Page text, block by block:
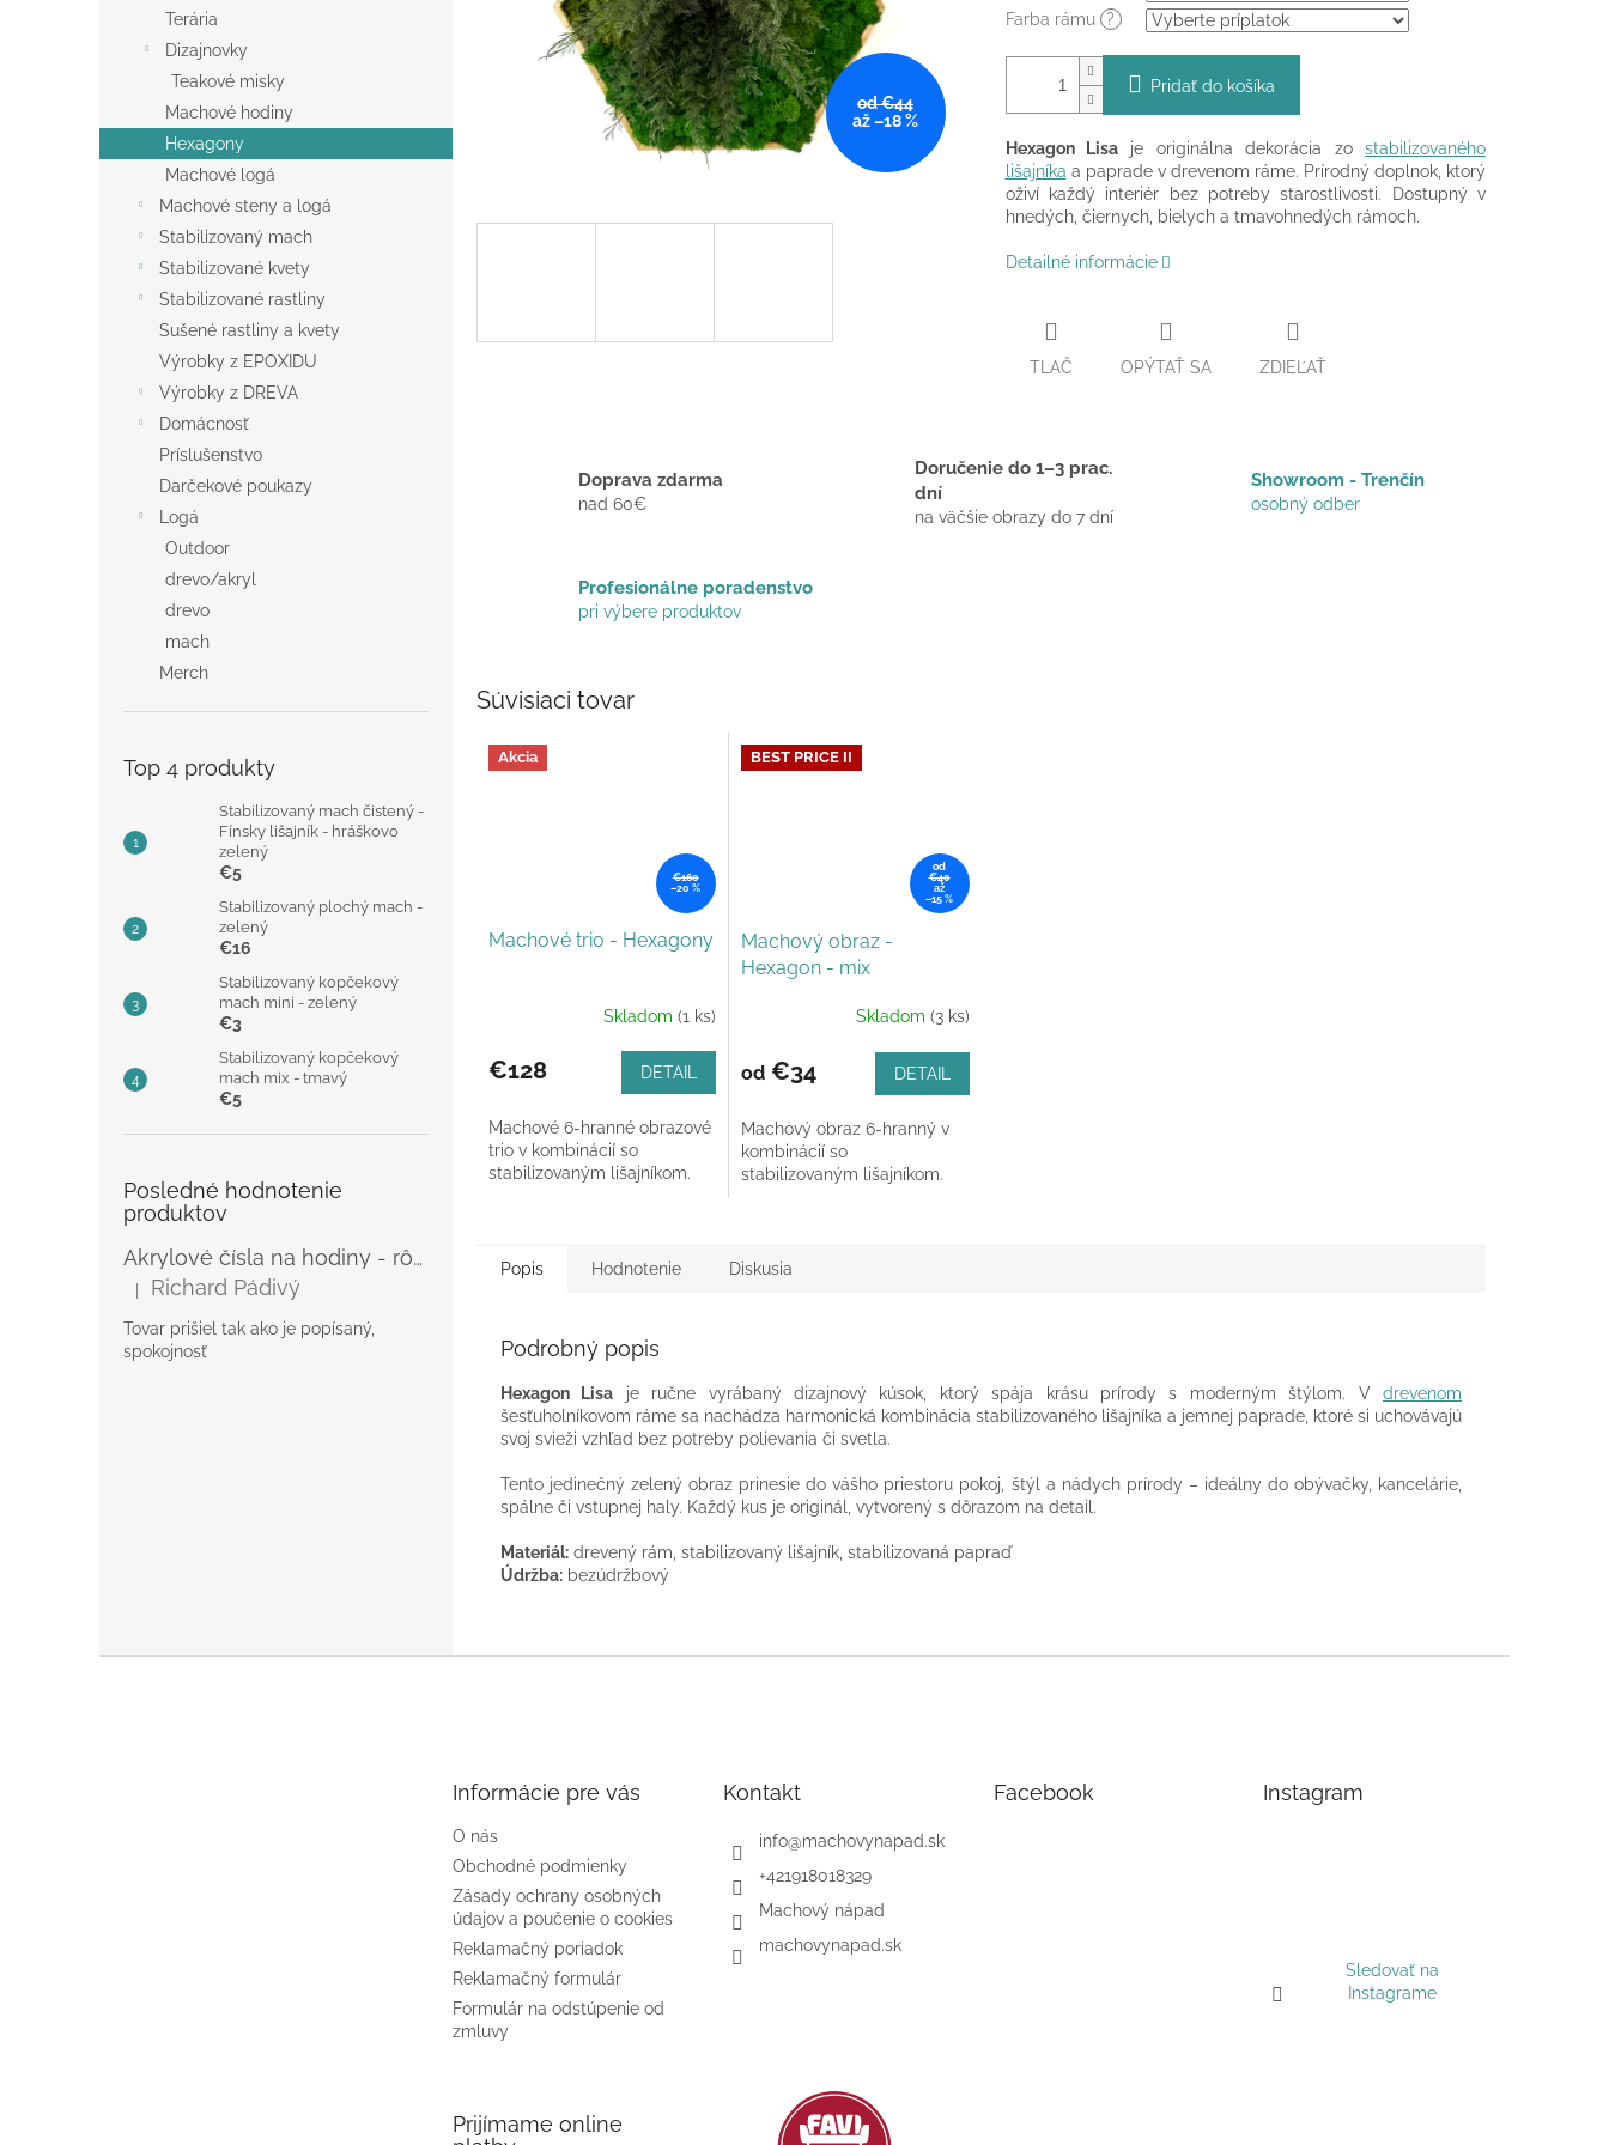
Terária
Dizajnovky
Teakové misky
Machové hodiny
Hexagony
Machové logá
Machové steny a logá
Stabilizovaný mach
Stabilizované kvety
Stabilizované rastliny
Sušené rastliny a kvety
Výrobky z EPOXIDU
Výrobky z DREVA
Domácnosť
Príslušenstvo
Darčekové poukazy
Logá
Outdoor
drevo/akryl
drevo
mach
Merch
Top 4 produkty
Stabilizovaný mach čistený -
Fínsky lišajník - hráškovo
zelený
€5
Stabilizovaný plochý mach -
zelený
€16
Stabilizovaný kopčekový
mach mini - zelený
€3
Stabilizovaný kopčekový
mach mix - tmavý
€5
Posledné hodnotenie
produktov
Akrylové čísla na hodiny - rôzne
Hodnotenie produktu je 5 z 5 hviezdičiek.
| Richard Pádivý
Tovar prišiel tak ako je popísaný,
spokojnosť
od €44
až –18 %
Farba rámu ?
Pridať do košíka
Hexagon Lisaje originálna dekorácia zostabilizovaného
lišajníka a paprade v drevenom ráme. Prírodný doplnok, ktorý
oživí každý interiér bez potreby starostlivosti. Dostupný v
hnedých, čiernych, bielych a tmavohnedých rámoch.
Detailné informácie
TLAČ OPÝTAŤ SA ZDIEĽAŤ
Doprava zdarma
nad 60€
Doručenie do 1–3 prac.
dní
na väčšie obrazy do 7 dní
Showroom - Trenčín
osobný odber
Profesionálne poradenstvo
pri výbere produktov
Súvisiaci tovar
Akcia
€160
–20 %
Machové trio - Hexagony
Skladom (1 ks)
€128 DETAIL
Machové 6-hranné obrazové
trio v kombinácií so
stabilizovaným lišajníkom.
BEST PRICE II
od
€40
až
–15 %
Machový obraz -
Hexagon - mix
produktu
z
5
hviezdičiek.
Skladom (3 ks)
od€34 DETAIL
Machový obraz 6-hranný v
kombinácií so
stabilizovaným lišajníkom.
Popis Hodnotenie Diskusia
Podrobný popis
Hexagon Lisa je ručne vyrábaný dizajnový kúsok, ktorý spája krásu prírody s moderným štýlom. Vdrevenom
šesťuholníkovom ráme sa nachádza harmonická kombinácia stabilizovaného lišajníka a jemnej paprade, ktoré si uchovávajú
svoj svieži vzhľad bez potreby polievania či svetla.
Tento jedinečný zelený obraz prinesie do vášho priestoru pokoj, štýl a nádych prírody – ideálny do obývačky, kancelárie,
spálne či vstupnej haly. Každý kus je originál, vytvorený s dôrazom na detail.
Materiál: drevený rám, stabilizovaný lišajník, stabilizovaná papraď
Údržba: bezúdržbový
Informácie pre vás
O nás
Obchodné podmienky
Zásady ochrany osobných
údajov a poučenie o cookies
Reklamačný poriadok
Reklamačný formulár
Formulár na odstúpenie od
zmluvy
Kontakt
info@machovynapad.sk
+421918018329
Machový nápad
machovynapad.sk
Facebook Instagram
Sledovať na
Instagrame
Prijímame online